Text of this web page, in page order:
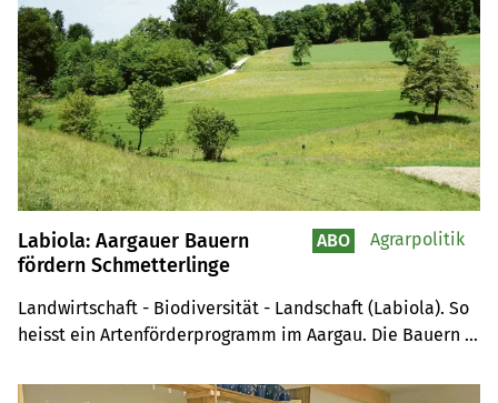
Labiola: Aargauer Bauern
fördern Schmetterlinge
Landwirtschaft - Biodiversität - Landschaft (Labiola). So
heisst ein Artenförderprogramm im Aargau. Die Bauern
gefördert. Die Massnahmen zeigen Wirkung. Dies macht
ABO Agrarpolitik